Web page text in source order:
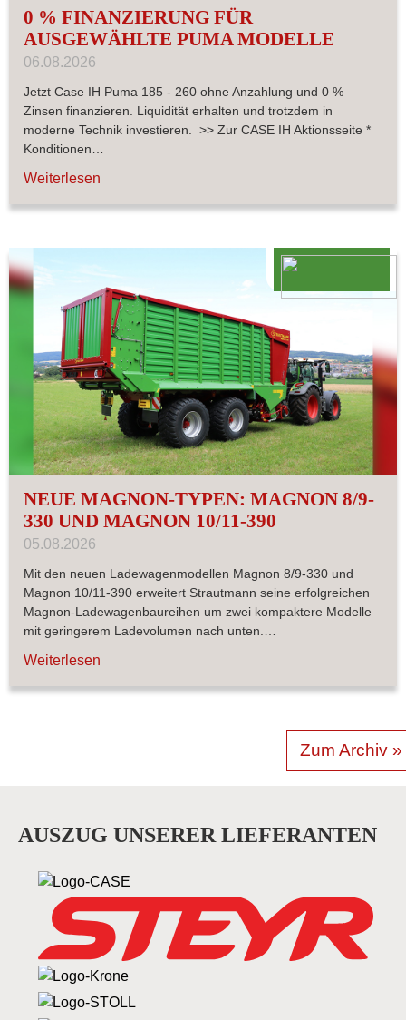
06.08.2026
0 % FINANZIERUNG FÜR
AUSGEWÄHLTE PUMA MODELLE
Jetzt Case IH Puma 185 - 260 ohne Anzahlung und 0 %
Zinsen finanzieren. Liquidität erhalten und trotzdem in
moderne Technik investieren. >> Zur CASE IH Aktionsseite *
Konditionen…
Weiterlesen
05.08.2026
NEUE MAGNON-TYPEN: MAGNON 8/9-
330 UND MAGNON 10/11-390
Mit den neuen Ladewagenmodellen Magnon 8/9-330 und
Magnon 10/11-390 erweitert Strautmann seine erfolgreichen
Magnon-Ladewagenbaureihen um zwei kompaktere Modelle
mit geringerem Ladevolumen nach unten.…
Weiterlesen
Zum Archiv »
AUSZUG UNSERER LIEFERANTEN